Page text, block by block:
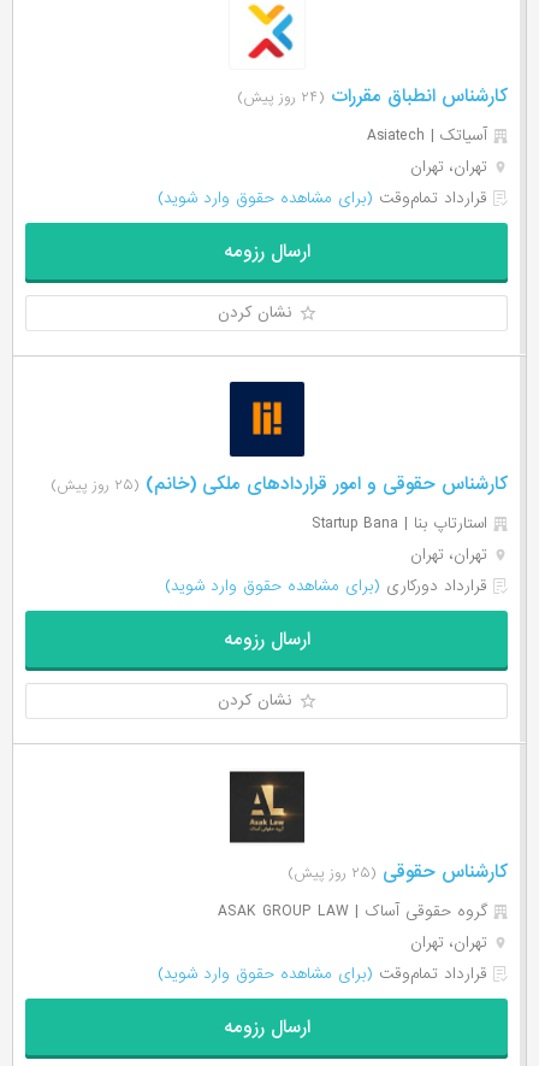
کارشناس انطباق مقررات (۲۴ روز پیش)
آسیاتک | Asiatech
تهران، تهران
قرارداد تمام‌وقت (برای مشاهده حقوق وارد شوید)
ارسال رزومه
نشان کردن
کارشناس حقوقی و امور قراردادهای ملکی (خانم) (۲۵ روز پیش)
استارتاپ بنا | Startup Bana
تهران، تهران
قرارداد دورکاری (برای مشاهده حقوق وارد شوید)
ارسال رزومه
نشان کردن
کارشناس حقوقی (۲۵ روز پیش)
گروه حقوقی آساک | ASAK GROUP LAW
تهران، تهران
قرارداد تمام‌وقت (برای مشاهده حقوق وارد شوید)
ارسال رزومه